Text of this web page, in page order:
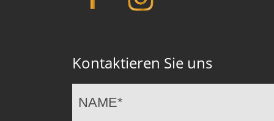
Kontaktieren Sie uns